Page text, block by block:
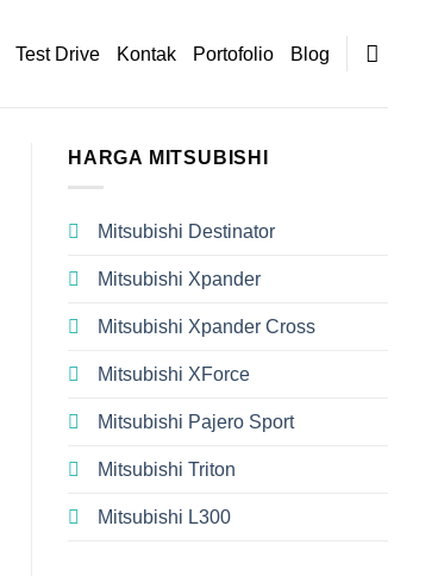
Test Drive Kontak Portofolio Blog
HARGA MITSUBISHI
Mitsubishi Destinator
Mitsubishi Xpander
Mitsubishi Xpander Cross
Mitsubishi XForce
Mitsubishi Pajero Sport
Mitsubishi Triton
Mitsubishi L300